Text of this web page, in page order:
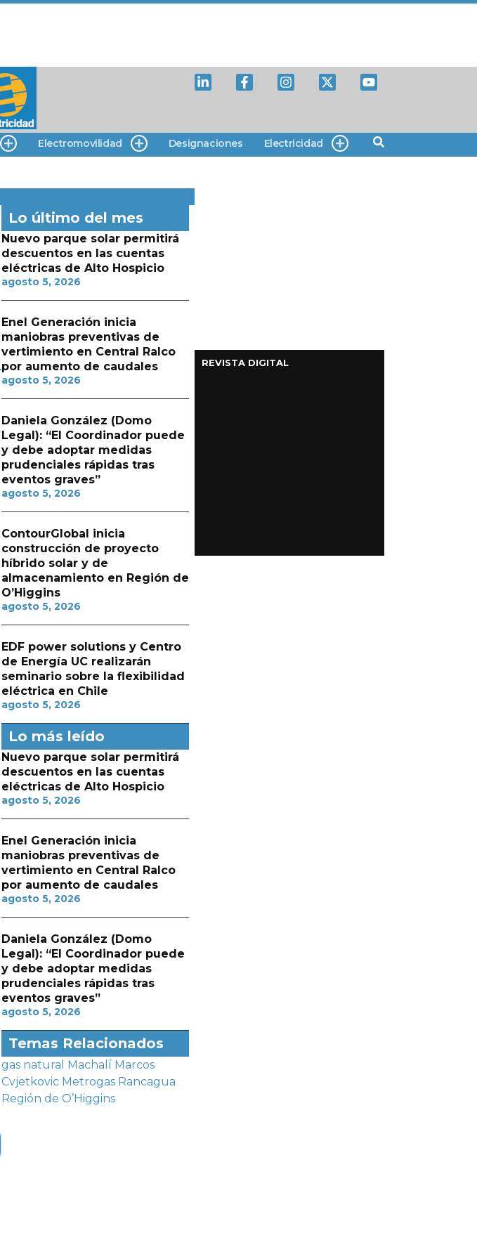
Electromovilidad Designaciones Electricidad
Lo último del mes
Nuevo parque solar permitirá
descuentos en las cuentas
eléctricas de Alto Hospicio
agosto 5, 2026
Enel Generación inicia
maniobras preventivas de
vertimiento en Central Ralco
por aumento de caudales
agosto 5, 2026
Daniela González (Domo
Legal): “El Coordinador puede
y debe adoptar medidas
prudenciales rápidas tras
eventos graves”
agosto 5, 2026
ContourGlobal inicia
construcción de proyecto
híbrido solar y de
almacenamiento en Región de
O’Higgins
agosto 5, 2026
EDF power solutions y Centro
de Energía UC realizarán
seminario sobre la flexibilidad
eléctrica en Chile
agosto 5, 2026
Lo más leído
Nuevo parque solar permitirá
descuentos en las cuentas
eléctricas de Alto Hospicio
agosto 5, 2026
Enel Generación inicia
maniobras preventivas de
vertimiento en Central Ralco
por aumento de caudales
agosto 5, 2026
Daniela González (Domo
Legal): “El Coordinador puede
y debe adoptar medidas
prudenciales rápidas tras
eventos graves”
agosto 5, 2026
Temas Relacionados
gas natural Machalí Marcos
Cvjetkovic Metrogas Rancagua
Región de O’Higgins
REVISTA DIGITAL